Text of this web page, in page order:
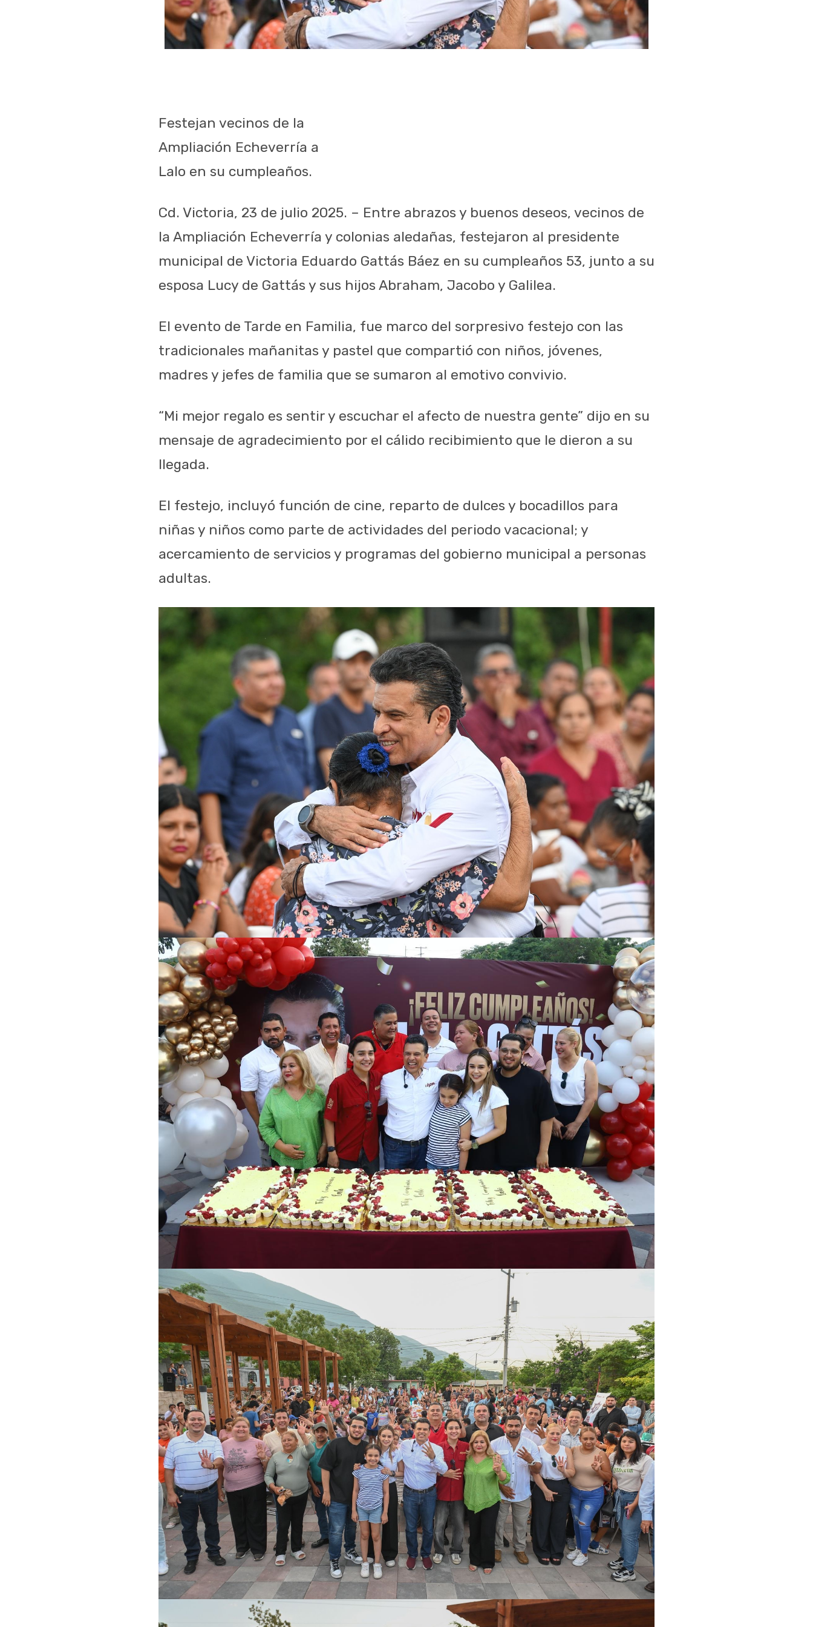
Festejan vecinos de la
Ampliación Echeverría a
Lalo en su cumpleaños.
Cd. Victoria, 23 de julio 2025. – Entre abrazos y buenos deseos, vecinos de
la Ampliación Echeverría y colonias aledañas, festejaron al presidente
municipal de Victoria Eduardo Gattás Báez en su cumpleaños 53, junto a su
esposa Lucy de Gattás y sus hijos Abraham, Jacobo y Galilea.
El evento de Tarde en Familia, fue marco del sorpresivo festejo con las
tradicionales mañanitas y pastel que compartió con niños, jóvenes,
madres y jefes de familia que se sumaron al emotivo convivio.
“Mi mejor regalo es sentir y escuchar el afecto de nuestra gente” dijo en su
mensaje de agradecimiento por el cálido recibimiento que le dieron a su
llegada.
El festejo, incluyó función de cine, reparto de dulces y bocadillos para
niñas y niños como parte de actividades del periodo vacacional; y
acercamiento de servicios y programas del gobierno municipal a personas
adultas.